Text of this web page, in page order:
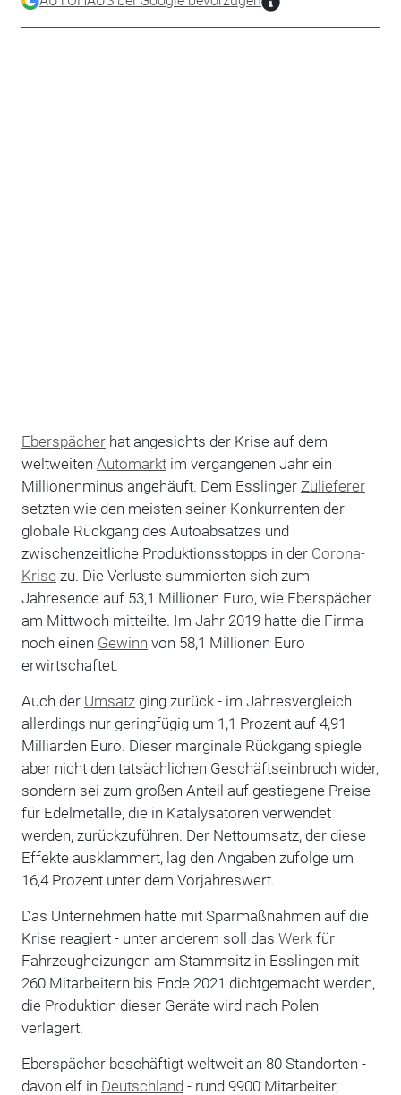
Eberspächerhat angesichts der Krise auf dem
weltweiten Automarktim vergangenen Jahr ein
Millionenminus angehäuft. Dem Esslinger Zulieferer
setzten wie den meisten seiner Konkurrenten der
globale Rückgang des Autoabsatzes und
zwischenzeitliche Produktionsstopps in der Corona-
Krise zu. Die Verluste summierten sich zum
Jahresende auf 53,1 Millionen Euro, wie Eberspächer
am Mittwoch mitteilte. Im Jahr 2019 hatte die Firma
noch einen Gewinn von 58,1 Millionen Euro
erwirtschaftet.
Auch der Umsatzging zurück - im Jahresvergleich
allerdings nur geringfügig um 1,1 Prozent auf 4,91
Milliarden Euro. Dieser marginale Rückgang spiegle
aber nicht den tatsächlichen Geschäftseinbruch wider,
sondern sei zum großen Anteil auf gestiegene Preise
für Edelmetalle, die in Katalysatoren verwendet
werden, zurückzuführen. Der Nettoumsatz, der diese
Effekte ausklammert, lag den Angaben zufolge um
16,4 Prozent unter dem Vorjahreswert.
Das Unternehmen hatte mit Sparmaßnahmen auf die
Krise reagiert - unter anderem soll das Werkfür
Fahrzeugheizungen am Stammsitz in Esslingen mit
260 Mitarbeitern bis Ende 2021 dichtgemacht werden,
die Produktion dieser Geräte wird nach Polen
verlagert.
Eberspächer beschäftigt weltweit an 80 Standorten -
davon elf in Deutschland - rund 9900 Mitarbeiter,